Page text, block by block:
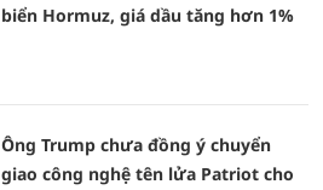
biển Hormuz, giá dầu tăng hơn 1%
Ông Trump chưa đồng ý chuyển
giao công nghệ tên lửa Patriot cho